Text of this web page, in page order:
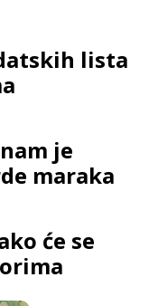
lista
je
maraka
će se